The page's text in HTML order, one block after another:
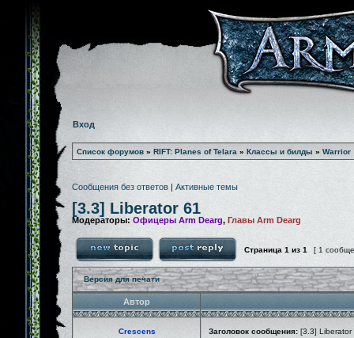
Вход
Список форумов » RIFT: Planes of Telara » Классы и билды » Warrior
Сообщения без ответов | Активные темы
[3.3] Liberator 61
Модераторы: Офицеры Arm Dearg, Главы Arm Dearg
Страница 1 из 1 [ 1
Версия для печати
Автор
Crescens Заголовок сообщения: [3.3] Liberator